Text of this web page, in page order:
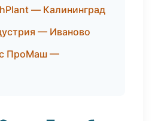
— Калининград
— Иваново
ПроМаш —